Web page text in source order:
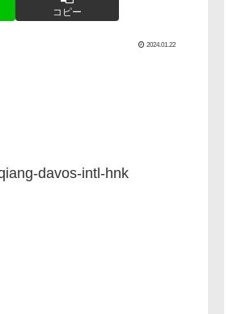
コピー
2024.01.22
davos-intl-hnk